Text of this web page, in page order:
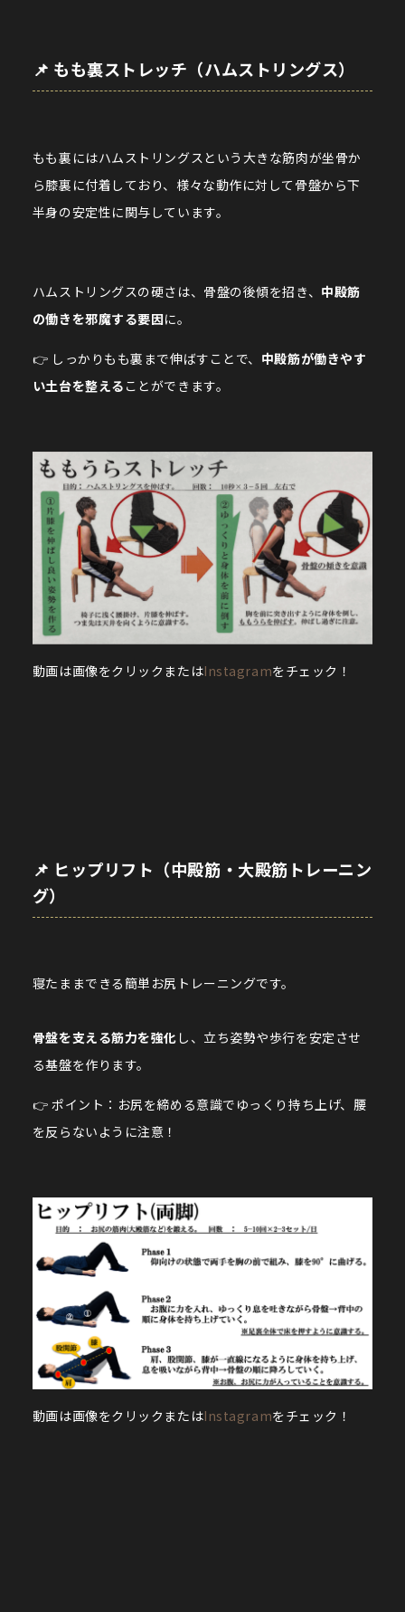
📌 もも裏ストレッチ（ハムストリングス）
もも裏にはハムストリングスという大きな筋肉が坐骨か
ら膝裏に付着しており、様々な動作に対して骨盤から下
半身の安定性に関与しています。
ハムストリングスの硬さは、骨盤の後傾を招き、 中殿筋
の働きを邪魔する要因に。
👉 しっかりもも裏まで伸ばすことで、 中殿筋が働きやす
い土台を整える ことができます。
動画は画像をクリックまたはInstagramをチェック！
📌 ヒップリフト（中殿筋・大殿筋トレーニン
グ）
寝たままできる簡単お尻トレーニングです。
骨盤を支える筋力を強化 し、立ち姿勢や歩行を安定させ
る基盤を作ります。
👉 ポイント：お尻を締める意識でゆっくり持ち上げ、腰
を反らないように注意！
動画は画像をクリックまたはInstagramをチェック！